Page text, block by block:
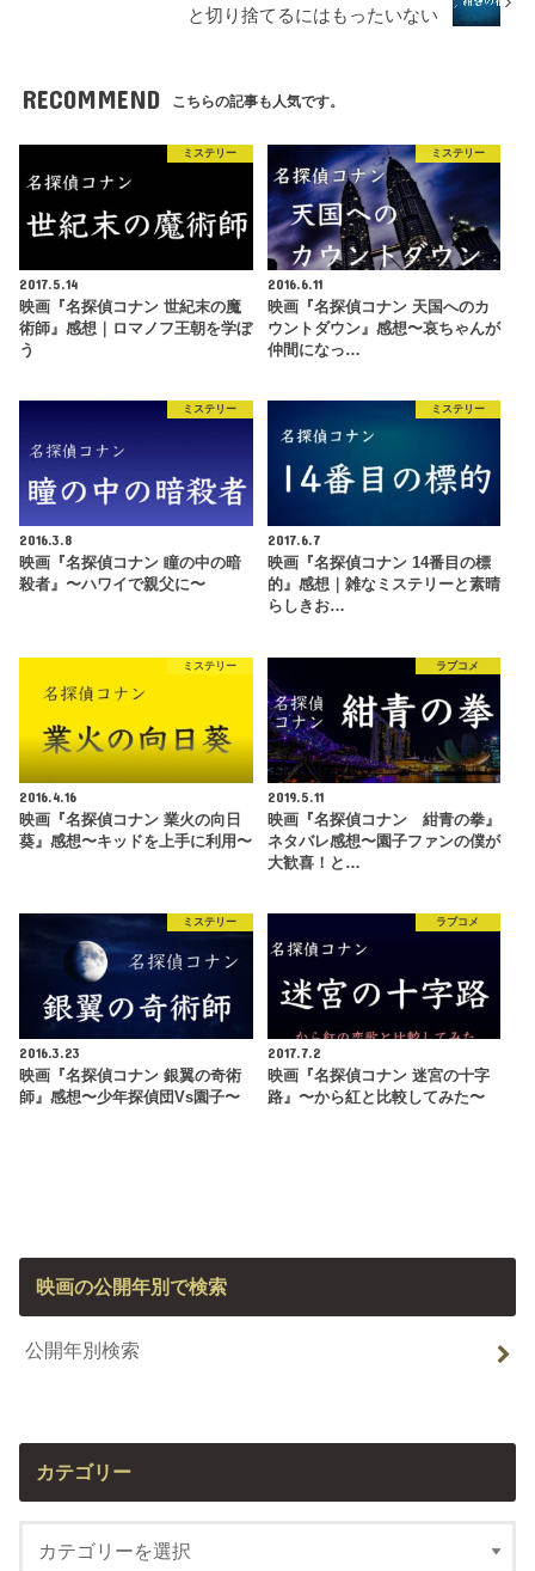
と切り捨てるにはもったいない
RECOMMEND こちらの記事も人気です。
ミステリー
2017.5.14
映画『名探偵コナン 世紀末の魔
術師』感想｜ロマノフ王朝を学ぼ
う
ミステリー
2016.6.11
映画『名探偵コナン 天国へのカ
ウントダウン』感想〜哀ちゃんが
仲間になっ…
ミステリー
2016.3.8
映画『名探偵コナン 瞳の中の暗
殺者』〜ハワイで親父に〜
ミステリー
2017.6.7
映画『名探偵コナン 14番目の標
的』感想｜雑なミステリーと素晴
らしきお…
ミステリー
2016.4.16
映画『名探偵コナン 業火の向日
葵』感想〜キッドを上手に利用〜
ラブコメ
2019.5.11
映画『名探偵コナン 紺青の拳』
ネタバレ感想〜園子ファンの僕が
大歓喜！と…
ミステリー
2016.3.23
映画『名探偵コナン 銀翼の奇術
師』感想〜少年探偵団vs園子〜
ラブコメ
2017.7.2
映画『名探偵コナン 迷宮の十字
路』〜から紅と比較してみた〜
映画の公開年別で検索
公開年別検索
カテゴリー